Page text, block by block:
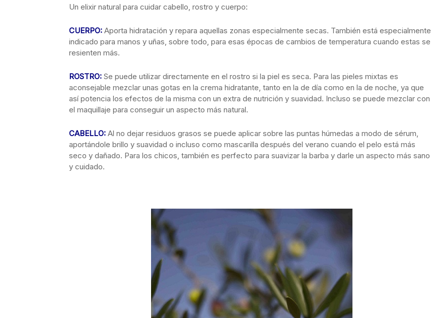
Un elixir natural para cuidar cabello, rostro y cuerpo:
CUERPO: Aporta hidratación y repara aquellas zonas especialmente secas. También está especialmente
indicado para manos y uñas, sobre todo, para esas épocas de cambios de temperatura cuando estas se
resienten más.
ROSTRO: Se puede utilizar directamente en el rostro si la piel es seca. Para las pieles mixtas es
aconsejable mezclar unas gotas en la crema hidratante, tanto en la de día como en la de noche, ya que
así potencia los efectos de la misma con un extra de nutrición y suavidad. Incluso se puede mezclar con
el maquillaje para conseguir un aspecto más natural.
CABELLO: Al no dejar residuos grasos se puede aplicar sobre las puntas húmedas a modo de sérum,
aportándole brillo y suavidad o incluso como mascarilla después del verano cuando el pelo está más
seco y dañado. Para los chicos, también es perfecto para suavizar la barba y darle un aspecto más sano
y cuidado.